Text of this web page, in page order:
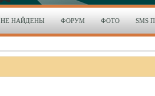
НЕ НАЙДЕНЫ ФОРУМ ФОТО SMS